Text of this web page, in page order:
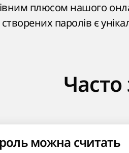
плюсом нашого
створених паролів є
можна считать